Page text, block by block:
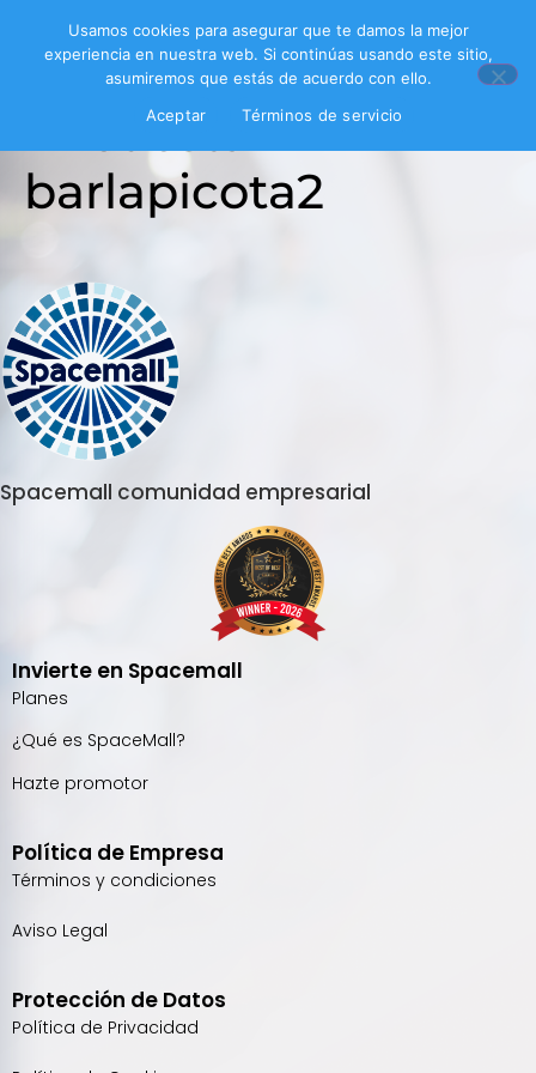
Encuesta
barlapicota2
Spacemall comunidad empresarial
Invierte en Spacemall
Planes
¿Qué es SpaceMall?
Hazte promotor
Política de Empresa
Términos y condiciones
Aviso Legal
Protección de Datos
Política de Privacidad
Usamos cookies para asegurar que te damos la mejor
experiencia en nuestra web. Si continúas usando este sitio,
asumiremos que estás de acuerdo con ello.
Aceptar
Términos de servicio